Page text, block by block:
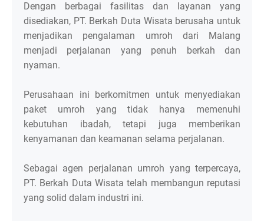
Dengan berbagai fasilitas dan layanan yang
disediakan, PT. Berkah Duta Wisata berusaha untuk
menjadikan pengalaman umroh dari Malang
menjadi perjalanan yang penuh berkah dan
nyaman.
Perusahaan ini berkomitmen untuk menyediakan
paket umroh yang tidak hanya memenuhi
kebutuhan ibadah, tetapi juga memberikan
kenyamanan dan keamanan selama perjalanan.
Sebagai agen perjalanan umroh yang terpercaya,
PT. Berkah Duta Wisata telah membangun reputasi
yang solid dalam industri ini.